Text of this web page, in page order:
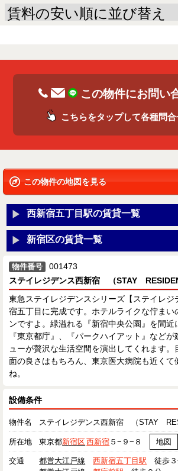
この物件にお問い
こちらをタップして各種問
この物件の地図を見る
西新宿五丁目駅の賃貸一覧
新宿区の賃貸一覧
物件番号
001473
ステイレジデンス西新宿 （STAY
東急ステイレジデンスシリーズ【ステイレジ
宿五丁目に完成です。ホテルライクな佇まい
ンですよ。緑溢れる『新宿中央公園』を間近
『東京都庁』、『パークハイアット』など
ューが贅沢な生活空間を演出してくれます。
面の良さはもちろん、東京医大病院も近くて
ね。
設備条件
物件名 ステイレジデンス西新宿 （STAY
所在地 東京都新宿区西新宿 ５−９−８ 地図
交通 都営大江戸線 西新宿五丁目駅 徒歩